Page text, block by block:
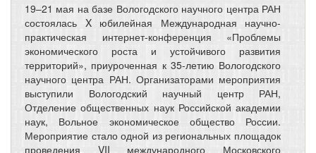
19–21 мая на базе Вологодского научного центра РАН
состоялась X юбилейная Международная научно-
практическая интернет-конференция «Проблемы
экономического роста и устойчивого развития
территорий», приуроченная к 35-летию Вологодского
научного центра РАН. Организаторами мероприятия
выступили Вологодский научный центр РАН,
Отделение общественных наук Российской академии
наук, Вольное экономическое общество России.
Мероприятие стало одной из региональных площадок
проведения VII международного Московского